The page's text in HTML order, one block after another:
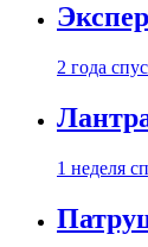
2 года
1 неделя